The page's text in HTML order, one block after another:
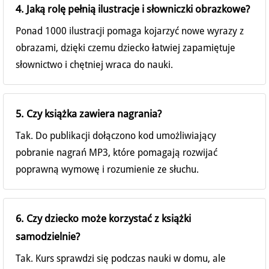
4. Jaką rolę pełnią ilustracje i słowniczki obrazkowe?
Ponad 1000 ilustracji pomaga kojarzyć nowe wyrazy z
obrazami, dzięki czemu dziecko łatwiej zapamiętuje
słownictwo i chętniej wraca do nauki.
5. Czy książka zawiera nagrania?
Tak. Do publikacji dołączono kod umożliwiający
pobranie nagrań MP3, które pomagają rozwijać
poprawną wymowę i rozumienie ze słuchu.
6. Czy dziecko może korzystać z książki
samodzielnie?
Tak. Kurs sprawdzi się podczas nauki w domu, ale